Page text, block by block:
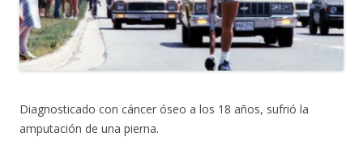
Diagnosticado con cáncer óseo a los 18 años, sufrió la
amputación de una pierna.